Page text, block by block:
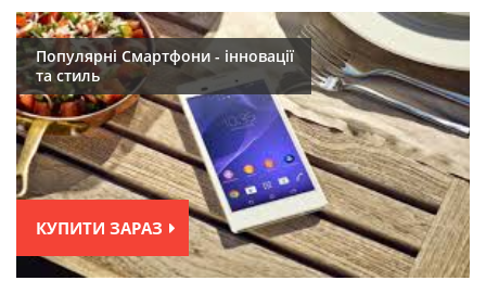
Популярні Смартфони - інновації
та стиль
КУПИТИ ЗАРАЗ